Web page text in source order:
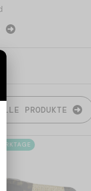
ALLE PRODUKTE